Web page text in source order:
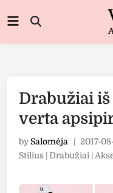
to
Open
Main
Drabužiai
verta
bySalomėja 2017-
Posted
Stilius | Drabužiai |